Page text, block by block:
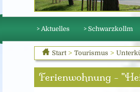
> Aktuelles > Schwarzkollm
Start> Tourismus >
Ferienwohnung -